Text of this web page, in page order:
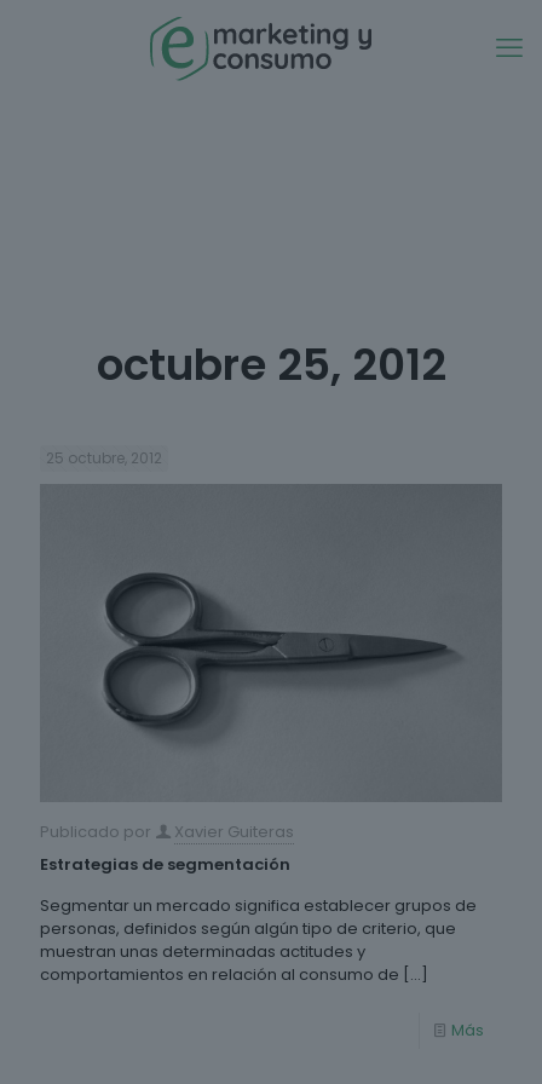
octubre 25, 2012
25 octubre, 2012
Publicado por
Xavier Guiteras
Estrategias de segmentación
Segmentar un mercado significa establecer grupos de
personas, definidos según algún tipo de criterio, que
muestran unas determinadas actitudes y
comportamientos en relación al consumo de […]
Más